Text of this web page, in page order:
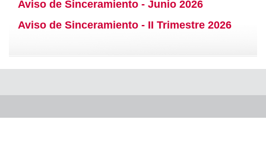
Aviso de Sinceramiento - Junio 2026
Aviso de Sinceramiento - II Trimestre 2026